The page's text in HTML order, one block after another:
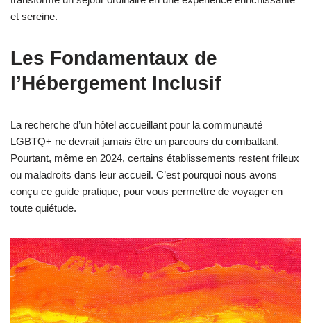
et sereine.
Les Fondamentaux de
l’Hébergement Inclusif
La recherche d’un hôtel accueillant pour la communauté
LGBTQ+ ne devrait jamais être un parcours du combattant.
Pourtant, même en 2024, certains établissements restent frileux
ou maladroits dans leur accueil. C’est pourquoi nous avons
conçu ce guide pratique, pour vous permettre de voyager en
toute quiétude.